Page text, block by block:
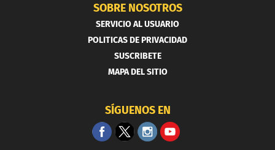
SOBRE NOSOTROS
SERVICIO AL USUARIO
POLITICAS DE PRIVACIDAD
SUSCRIBETE
MAPA DEL SITIO
SÍGUENOS EN